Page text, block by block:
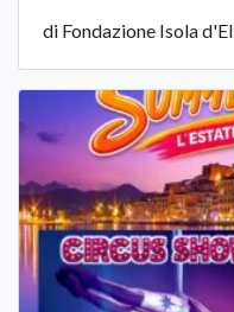
di Fondazione Isola